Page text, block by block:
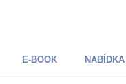
E-BOOK NABÍDKA